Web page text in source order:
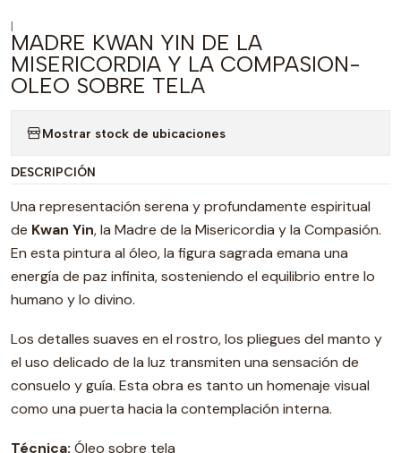
|
MADRE KWAN YIN DE LA
MISERICORDIA Y LA COMPASION-
OLEO SOBRE TELA
Mostrar stock de ubicaciones
DESCRIPCIÓN
Una representación serena y profundamente espiritual
de Kwan Yin, la Madre de la Misericordia y la Compasión.
En esta pintura al óleo, la figura sagrada emana una
energía de paz infinita, sosteniendo el equilibrio entre lo
humano y lo divino.
Los detalles suaves en el rostro, los pliegues del manto y
el uso delicado de la luz transmiten una sensación de
consuelo y guía. Esta obra es tanto un homenaje visual
como una puerta hacia la contemplación interna.
Técnica: Óleo sobre tela